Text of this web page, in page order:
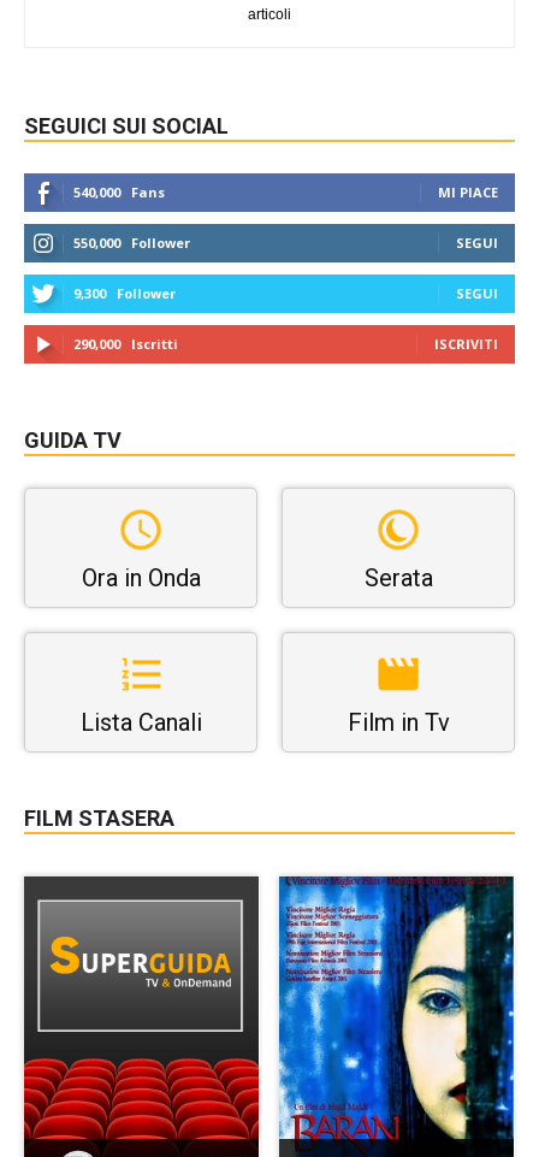
articoli
SEGUICI SUI SOCIAL
540,000 Fans MI PIACE
550,000 Follower SEGUI
9,300 Follower SEGUI
290,000 Iscritti ISCRIVITI
GUIDA TV
Ora in Onda Serata
Lista Canali Film in Tv
FILM STASERA